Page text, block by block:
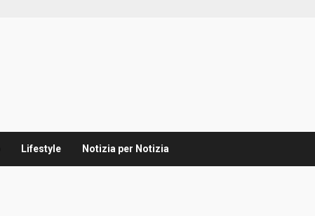
Lifestyle Notizia per Notizia